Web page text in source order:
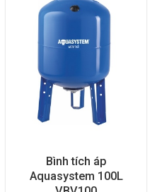
Bình tích áp
Aquasystem 100L